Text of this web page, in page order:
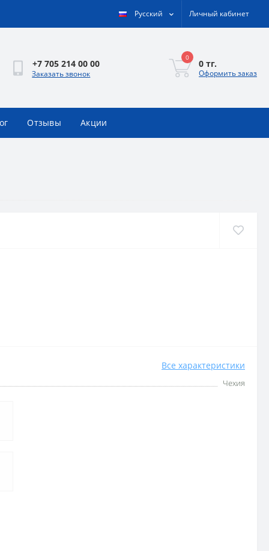
Русский Личный кабинет
+7 705 214 00 00
Заказать звонок
0
0 тг.
Оформить заказ
Отзывы Акции
Все характеристики
Чехия